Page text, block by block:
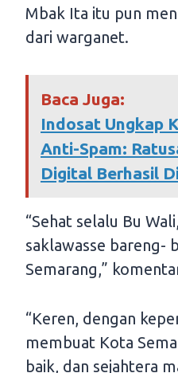
Mbak Ita itu pun
dari warganet.
Baca Juga:
Indosat Ungkap
Anti-Spam:
Digital Berhasil
“Sehat selalu Bu
saklawasse bareng-
Semarang,”
“Keren, dengan
membuat Kota
baik, dan sejahtera